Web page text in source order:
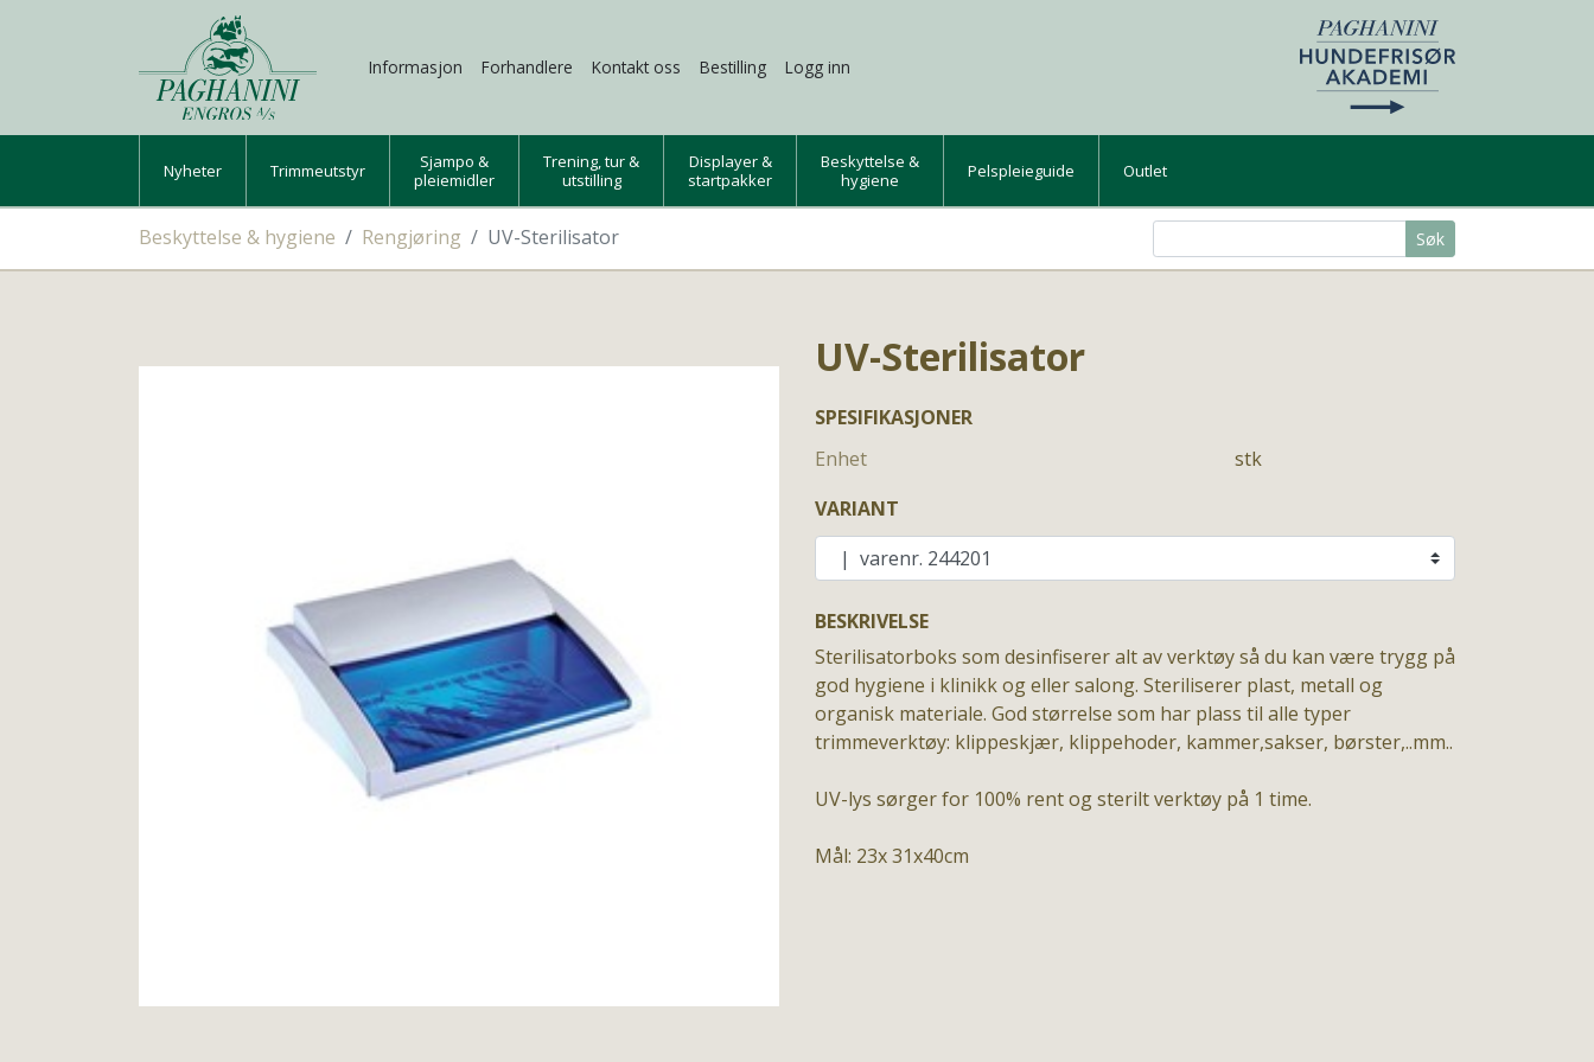
Informasjon Forhandlere Kontakt oss Bestilling Logg inn
Nyheter Trimmeutstyr
Sjampo &
pleiemidler
Trening, tur &
utstilling
Displayer &
startpakker
Beskyttelse &
hygiene
Pelspleieguide Outlet
Beskyttelse & hygiene Rengjøring UV-Sterilisator Søk
UV-Sterilisator
SPESIFIKASJONER
Enhet
stk
VARIANT
BESKRIVELSE
Sterilisatorboks som desinfiserer alt av verktøy så du kan være trygg på
god hygiene i klinikk og eller salong. Steriliserer plast, metall og
organisk materiale. God størrelse som har plass til alle typer
trimmeverktøy: klippeskjær, klippehoder, kammer,sakser, børster,..mm..
UV-lys sørger for 100% rent og sterilt verktøy på 1 time.
Mål: 23x 31x40cm